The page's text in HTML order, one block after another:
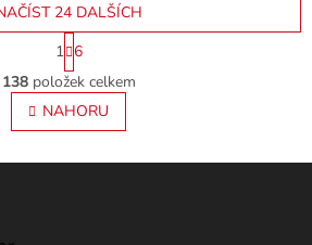
O
v
l
á
24 DALŠÍCH
S
t
r
á
n
k
v
1 6
138položek celkem
NAHORU